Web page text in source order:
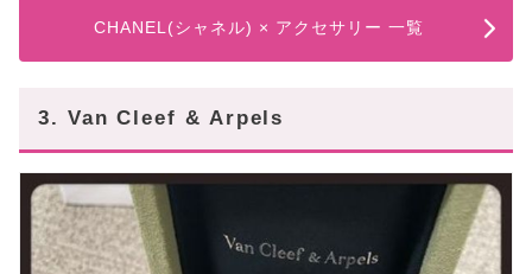
CHANEL(シャネル) × アクセサリー 一覧
3. Van Cleef & Arpels